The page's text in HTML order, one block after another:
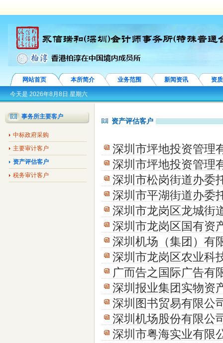
网站首页 本所简介 业务范围 新闻资讯 资
今天是2026年8月8日 星期六
事务所主要客户
中标政府采购
主要审计客户
资产评估客户
税务审计客户
资产评估客户
深圳市坪地投资管理
深圳市坪地投资管理
深圳市松岗街道办委
深圳市平湖街道办委
深圳市龙岗区龙城街
深圳市龙岗区国有资
深圳机场（集团）有
深圳市龙岗区农业科
广而告之国际广告有
深圳报业集团实物资
深圳图书贸易有限公
深圳机场股份有限公
深圳市粤海实业有限